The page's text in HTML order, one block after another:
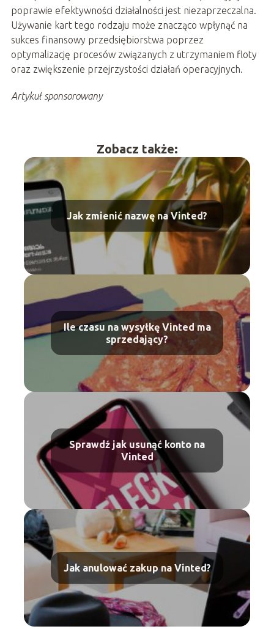
poprawie efektywności działalności jest niezaprzeczalna.
Używanie kart tego rodzaju może znacząco wpłynąć na
sukces finansowy przedsiębiorstwa poprzez
optymalizację procesów związanych z utrzymaniem floty
oraz zwiększenie przejrzystości działań operacyjnych.
Artykuł sponsorowany
Zobacz także:
Jak zmienić nazwę na Vinted?
Ile czasu na wysyłkę Vinted ma
sprzedający?
Sprawdź jak usunąć konto na
Vinted
Jak anulować zakup na Vinted?